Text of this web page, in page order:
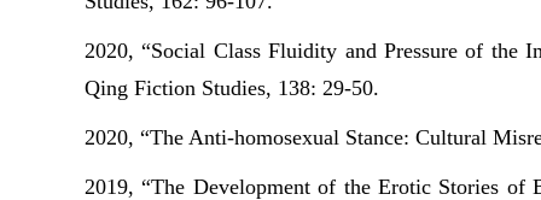
2020, “Social Class Fluidity and Pressure of the
Qing Fiction Studies, 138: 29-50.
2020, “The Anti-homosexual Stance: Cultural
2019, “The Development of the Erotic Stories